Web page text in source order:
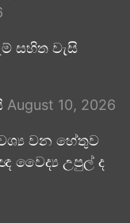
සහිත වැසි
August 10, 2026
වන හේතුව
වෛද්‍ය උපුල් ද